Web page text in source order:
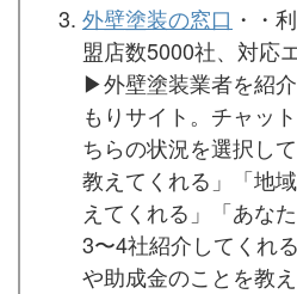
外壁塗装の窓口 ・・
盟店数5000社、対応
▶︎外壁塗装業者を紹
もりサイト。チャッ
ちらの状況を選択し
教えてくれる」「地
えてくれる」「あな
3〜4社紹介してくれ
や助成金のことを教